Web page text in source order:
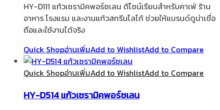
HY-D111 แก้วเซรามิคพอร์ซเลน ดีไซน์เรียบสำหรับคาเฟ่ ร้าน
อาหาร โรงแรม และงานแก้วสกรีนโลโก้ ช่วยให้แบรนด์ดูน่าเชื่อ
ถือและใช้งานได้จริง
Quick Shopอ่านเพิ่มAdd to WishlistAdd to Compare
Quick Shopอ่านเพิ่มAdd to WishlistAdd to Compare
HY-D514 แก้วเซรามิคพอร์ซเลน